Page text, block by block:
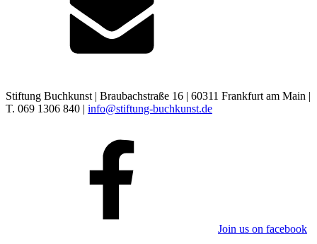
Stiftung Buchkunst | Braubachstraße 16 | 60311 Frankfurt am Main |
T. 069 1306 840 | info@stiftung-buchkunst.de
Join us on facebook